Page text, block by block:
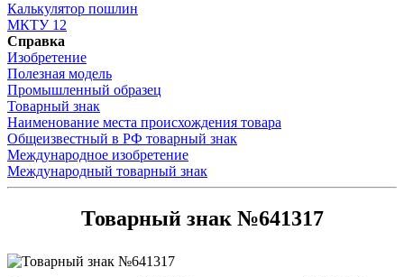
Калькулятор пошлин
МКТУ 12
Справка
Изобретение
Полезная модель
Промышленный образец
Товарный знак
Наименование места происхождения товара
Общеизвестный в РФ товарный знак
Международное изобретение
Международный товарный знак
Товарный знак №641317